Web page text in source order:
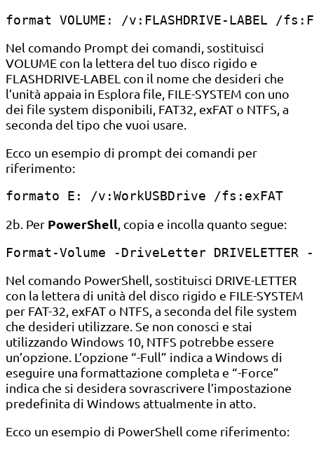
format VOLUME: /v:FLASHDRIVE-LABEL /
Nel comando Prompt dei comandi, sostituisci
VOLUME con la lettera del tuo disco rigido e
FLASHDRIVE-LABEL con il nome che desideri che
l’unità appaia in Esplora file, FILE-SYSTEM con uno
dei file system disponibili, FAT32, exFAT o NTFS, a
seconda del tipo che vuoi usare.
Ecco un esempio di prompt dei comandi per
riferimento:
formato E: /v:WorkUSBDrive /fs:exFAT
2b. Per PowerShell , copia e incolla quanto segue:
Format-Volume -DriveLetter DRIVELETTER
Nel comando PowerShell, sostituisci DRIVE-LETTER
con la lettera di unità del disco rigido e FILE-SYSTEM
per FAT-32, exFAT o NTFS, a seconda del file system
che desideri utilizzare. Se non conosci e stai
utilizzando Windows 10, NTFS potrebbe essere
un’opzione. L’opzione “-Full” indica a Windows di
eseguire una formattazione completa e “-Force”
indica che si desidera sovrascrivere l’impostazione
predefinita di Windows attualmente in atto.
Ecco un esempio di PowerShell come riferimento: